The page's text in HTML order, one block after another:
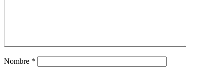
Nombre *